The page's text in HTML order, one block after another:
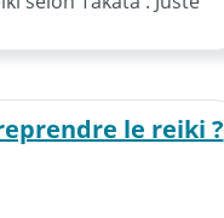
le reiki ?